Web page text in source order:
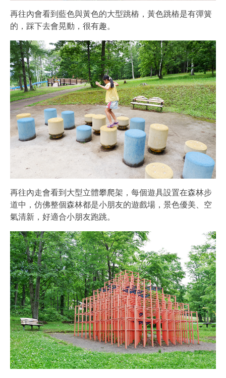
再往內會看到藍色與黃色的大型跳樁，黃色跳樁是有彈簧
的，踩下去會晃動，很有趣。
再往內走會看到大型立體攀爬架，每個遊具設置在森林步
道中，仿佛整個森林都是小朋友的遊戲場，景色優美、空
氣清新，好適合小朋友跑跳。